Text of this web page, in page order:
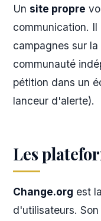
Un site propre
communication.
campagnes sur
communauté
pétition dans un
lanceur d'alerte).
Les
Change.org est
d'utilisateurs.